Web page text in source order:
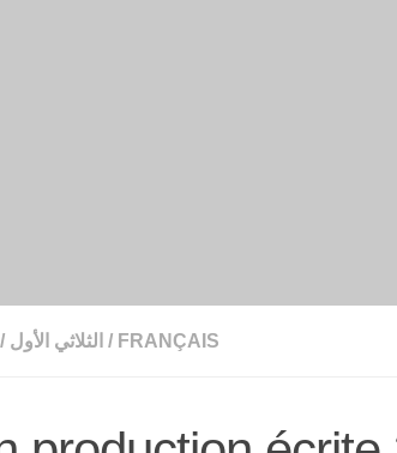
FRANÇAIS
/ الثلاثي الأول /